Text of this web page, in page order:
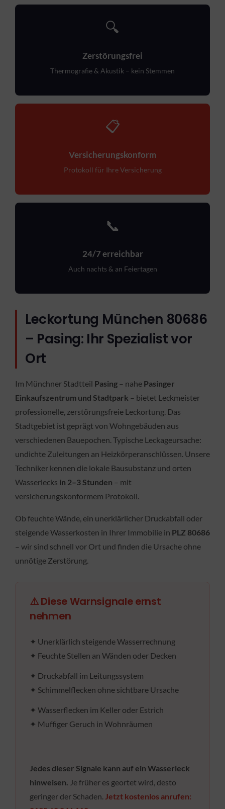
🔍
Zerstörungsfrei
Thermografie & Akustik – kein Stemmen
📋
Versicherungskonform
Protokoll für Ihre Versicherung
📞
24/7 erreichbar
Auch nachts & an Feiertagen
Leckortung München 80686
– Pasing: Ihr Spezialist vor
Ort
Im Münchner Stadtteil Pasing – nahe Pasinger
Einkaufszentrum und Stadtpark – bietet Leckmeister
professionelle, zerstörungsfreie Leckortung. Das
Stadtgebiet ist geprägt von Wohngebäuden aus
verschiedenen Bauepochen. Typische Leckageursache:
undichte Zuleitungen an Heizkörperanschlüssen. Unsere
Techniker kennen die lokale Bausubstanz und orten
Wasserlecks in 2–3 Stunden – mit
versicherungskonformem Protokoll.
Ob feuchte Wände, ein unerklärlicher Druckabfall oder
steigende Wasserkosten in Ihrer Immobilie in PLZ 80686
– wir sind schnell vor Ort und finden die Ursache ohne
unnötige Zerstörung.
⚠️ Diese Warnsignale ernst
nehmen
✦ Unerklärlich steigende Wasserrechnung
✦ Feuchte Stellen an Wänden oder Decken
✦ Druckabfall im Leitungssystem
✦ Schimmelflecken ohne sichtbare Ursache
✦ Wasserflecken im Keller oder Estrich
✦ Muffiger Geruch in Wohnräumen
Jedes dieser Signale kann auf ein Wasserleck
hinweisen. Je früher es geortet wird, desto
geringer der Schaden. Jetzt kostenlos anrufen: